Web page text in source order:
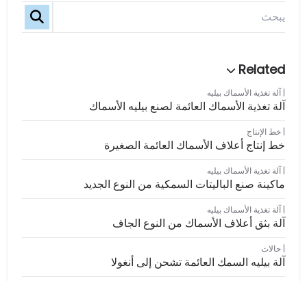
آلة تغذية الأسماك بيليه
آلة تغذية الأسماك العائمة لصنع بيليه الأسماك
خط الإنتاج
خط إنتاج أعلاف الأسماك العائمة الصغيرة
آلة تغذية الأسماك بيليه
ماكينة صنع الباليتات السمكية من النوع الجديد
آلة تغذية الأسماك بيليه
آلة بثق أعلاف الأسماك من النوع الجاف
حالات
آلة بيليه السمك العائمة تشحن إلى أنغولا